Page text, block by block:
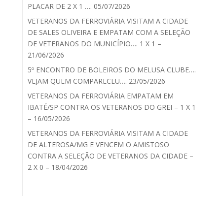
PLACAR DE 2 X 1 …. 05/07/2026
VETERANOS DA FERROVIÁRIA VISITAM A CIDADE
DE SALES OLIVEIRA E EMPATAM COM A SELEÇÃO
DE VETERANOS DO MUNICÍPIO…. 1 X 1 –
21/06/2026
5º ENCONTRO DE BOLEIROS DO MELUSA CLUBE….
VEJAM QUEM COMPARECEU…. 23/05/2026
VETERANOS DA FERROVIÁRIA EMPATAM EM
IBATÉ/SP CONTRA OS VETERANOS DO GREI – 1 X 1
– 16/05/2026
VETERANOS DA FERROVIÁRIA VISITAM A CIDADE
DE ALTEROSA/MG E VENCEM O AMISTOSO
CONTRA A SELEÇÃO DE VETERANOS DA CIDADE –
2 X 0 – 18/04/2026